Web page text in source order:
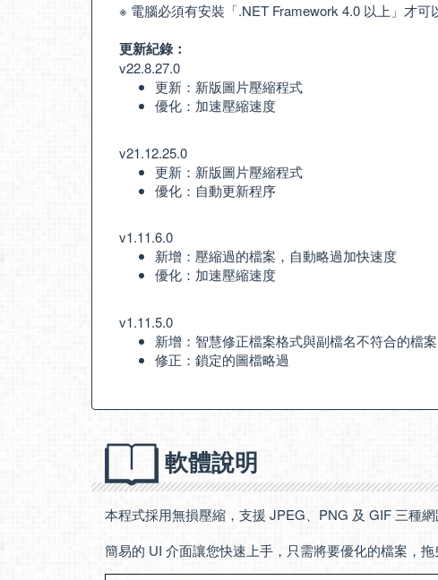
※ 電腦必須有安裝「.NET Framework 4.0 以上 」才可
更新紀錄：
v22.8.27.0
更新：新版圖片壓縮程式
優化：加速壓縮速度
v21.12.25.0
更新：新版圖片壓縮程式
優化：自動更新程序
v1.11.6.0
新增：壓縮過的檔案，自動略過加快速度
優化：加速壓縮速度
v1.11.5.0
新增：智慧修正檔案格式與副檔名不符合的檔案
修正：鎖定的圖檔略過
軟體說明
本程式採用無損壓縮，支援 JPEG、PNG 及 GIF 三種網
簡易的 UI 介面讓您快速上手，只需將要優化的檔案，拖